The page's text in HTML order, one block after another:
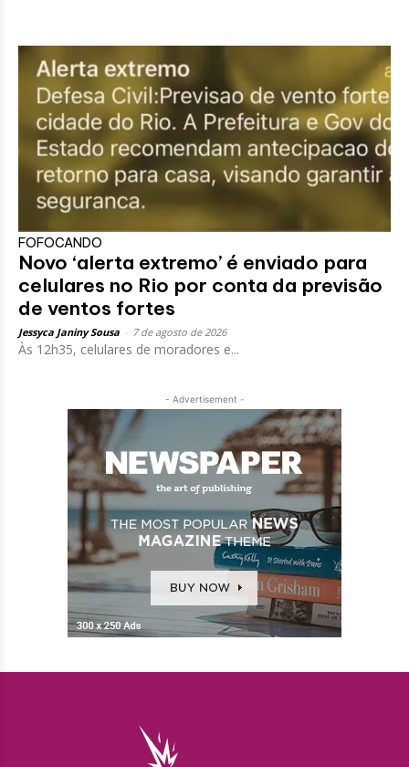
FOFOCANDO
Novo ‘alerta extremo’ é enviado para
celulares no Rio por conta da previsão
de ventos fortes
Jessyca Janiny Sousa 7 de agosto de 2026
Às 12h35, celulares de moradores e...
- Advertisement -